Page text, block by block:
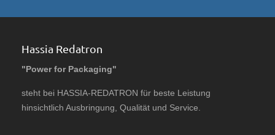
Hassia Redatron
"Power for Packaging"
steht bei HASSIA-REDATRON für beste Leistung
hinsichtlich Ausbringung, Qualität und Service.